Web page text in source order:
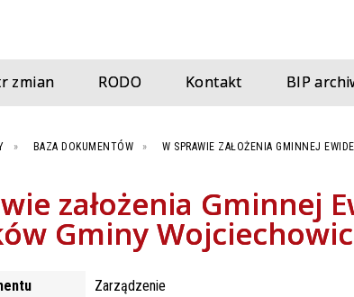
zmian RODO Kontakt BIP
BAZA DOKUMENTÓW W SPRAWIE ZAŁOŻENIA GMINNEJ
założenia Gminnej
Gminy
Zarządzenie